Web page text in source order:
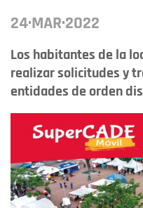
24·MAR·2022
Los habitantes de la
realizar solicitudes y
entidades de orden